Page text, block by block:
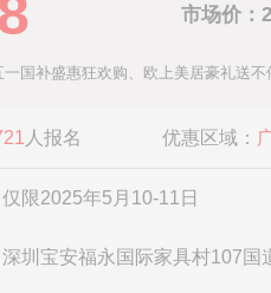
市场价：
一国补盛惠狂欢购、欧上美居豪礼送不
人报名 优惠区域：
仅限2025年5月10-11日
深圳宝安福永国际家具村107国